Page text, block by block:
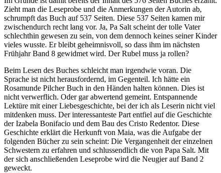
Zieht man die Leseprobe und die Anmerkungen der Autorin ab,
schrumpft das Buch auf 537 Seiten. Diese 537 Seiten kamen mir
zwischendurch recht lang vor. Ja, Pa Salt scheint der tolle Vater
schlechthin gewesen zu sein, von dem dennoch keines seiner Kinder
vieles wusste. Er bleibt geheimnisvoll, so dass ihm im nächsten
Frühjahr Band 8 gewidmet wird. Der Rubel muss ja rollen?
Beim Lesen des Buches schleicht man irgendwie voran. Die
Sprache ist nicht herausfordernd, im Gegenteil. Ich hätte ein
Rosamunde Pilcher Buch in den Händen halten können. Dies ist
nicht verwerflich. Oder gar abwertend gemeint. Entspannende
Lektüre mit einer Liebesgeschichte, bei der ich als Leserin nicht viel
mitdenken muss. Der interessanteste Part entfiel auf die Geschichte
der Izabela Bonifacio und dem Bau des Cristo Redentor. Diese
Geschichte erklärt die Herkunft von Maia, was die Aufgabe der
folgenden Bücher zu sein scheint: Die Vergangenheit der einzelnen
Schwestern zu erfahren und schlussendlich die von Papa Salt. Mit
der sich anschließenden Leseprobe wird die Neugier auf Band 2
geweckt.